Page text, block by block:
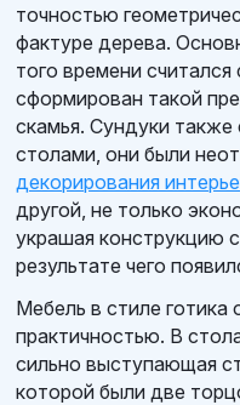
точностью
фактуре дерева.
того времени
сформирован такой
скамья. Сундуки
столами, они были
декорирования
другой, не только
украшая конструкцию
результате чего
Мебель в стиле готика
практичностью. В
сильно выступающая
которой были две